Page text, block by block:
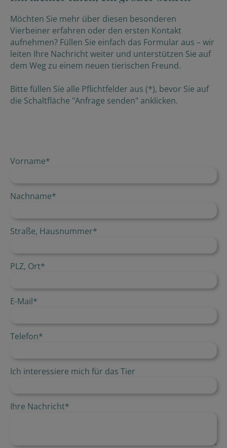
Möchten Sie mehr über diesen besonderen
Vierbeiner erfahren oder den ersten Kontakt
aufnehmen? Füllen Sie einfach das Formular aus – wir
leiten Ihre Nachricht weiter und unterstützen Sie auf
dem Weg zu einem neuen tierischen Freund.
Bitte füllen Sie alle Pflichtfelder aus (*), bevor Sie auf
die Schaltfläche "Anfrage senden" anklicken.
Vorname*
Nachname*
Straße, Hausnummer*
PLZ, Ort*
E-Mail*
Telefon*
Ich interessiere mich für das Tier
Ihre Nachricht*